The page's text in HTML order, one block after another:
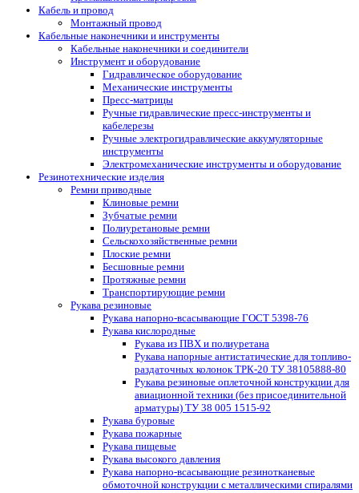
Кабель и провод
Монтажный провод
Кабельные наконечники и инструменты
Кабельные наконечники и соединители
Инструмент и оборудование
Гидравлическое оборудование
Механические инструменты
Пресс-матрицы
Ручные гидравлические пресс-инструменты и
кабелерезы
Ручные электрогидравлические аккумуляторные
инструменты
Электромеханические инструменты и оборудование
Резинотехнические изделия
Ремни приводные
Клиновые ремни
Зубчатые ремни
Полиуретановые ремни
Сельскохозяйственные ремни
Плоские ремни
Бесшовные ремни
Протяжные ремни
Транспортирующие ремни
Рукава резиновые
Рукава напорно-всасывающие ГОСТ 5398-76
Рукава кислородные
Рукава из ПВХ и полиуретана
Рукава напорные антистатические для топливо-
раздаточных колонок ТРК-20 ТУ 38105888-80
Рукава резиновые оплеточной конструкции для
авиационной техники (без присоединительной
арматуры) ТУ 38 005 1515-92
Рукава буровые
Рукава пожарные
Рукава пищевые
Рукава высокого давления
Рукава напорно-всасывающие резинотканевые
обмоточной конструкции с металлическими спиралями